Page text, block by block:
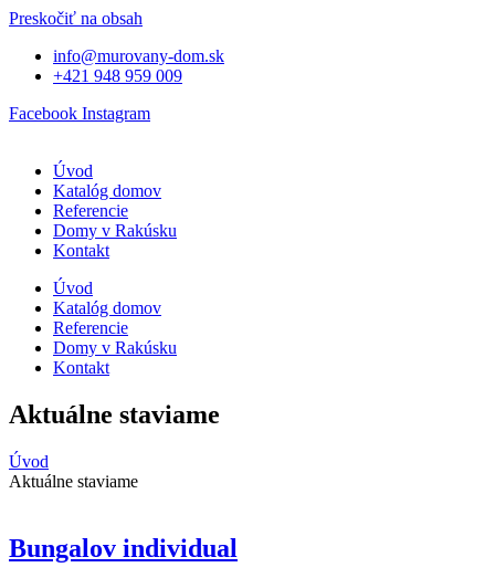
Preskočiť na obsah
info@murovany-dom.sk
+421 948 959 009
Facebook Instagram
Úvod
Katalóg domov
Referencie
Domy v Rakúsku
Kontakt
Úvod
Katalóg domov
Referencie
Domy v Rakúsku
Kontakt
Aktuálne staviame
Úvod
Aktuálne staviame
Bungalov individual